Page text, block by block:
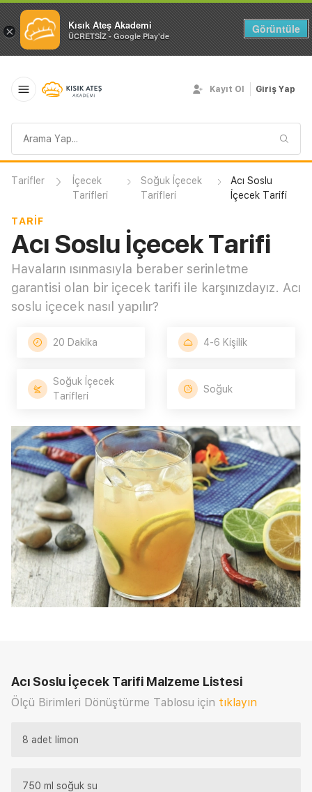
× Kısık Ateş Akademi
ÜCRETSİZ - Google Play'de
Görüntüle
sorgusu
Kayıt Ol Giriş Yap
Tarifler
İçecek
Tarifleri
Soğuk İçecek
Tarifleri
Acı Soslu
İçecek Tarifi
TARIF
Acı Soslu İçecek Tarifi
Havaların ısınmasıyla beraber serinletme
garantisi olan bir içecek tarifi ile karşınızdayız. Acı
soslu içecek nasıl yapılır?
20 Dakika 4-6 Kişilik
Soğuk İçecek
Tarifleri
Soğuk
Acı Soslu İçecek Tarifi Malzeme Listesi
Ölçü Birimleri Dönüştürme Tablosu için tıklayın
8 adet limon
750 ml soğuk su